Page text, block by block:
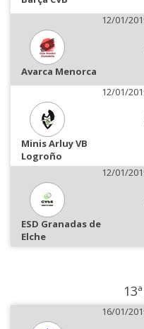
12/01/
Avarca Menorca
12/01/
Minis Arluy VB
Logroño
12/01/
ESD Granadas de
Elche
16/01/